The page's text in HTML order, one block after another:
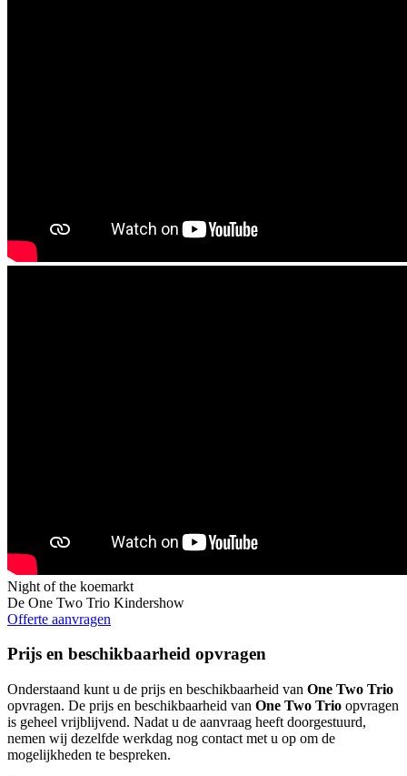
Night of the koemarkt
De One Two Trio Kindershow
Offerte aanvragen
Prijs en beschikbaarheid opvragen
Onderstaand kunt u de prijs en beschikbaarheid van One Two Trio
opvragen. De prijs en beschikbaarheid van One Two Trio opvragen
is geheel vrijblijvend. Nadat u de aanvraag heeft doorgestuurd,
nemen wij dezelfde werkdag nog contact met u op om de
mogelijkheden te bespreken.